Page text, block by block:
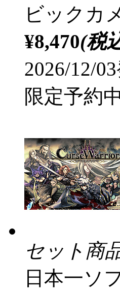
ビックカ
¥8,470(税
2026/12/
限定予約中
セット商
日本一ソ